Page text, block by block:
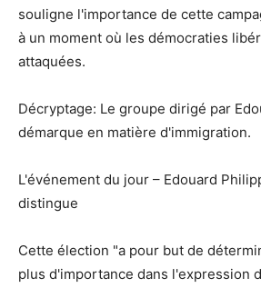
souligne l'importance de cette
à un moment où les démocraties
attaquées.
Décryptage: Le groupe dirigé par
démarque en matière d'immigration.
L'événement du jour – Edouard
distingue
Cette élection "a pour but de
plus d'importance dans l'expression